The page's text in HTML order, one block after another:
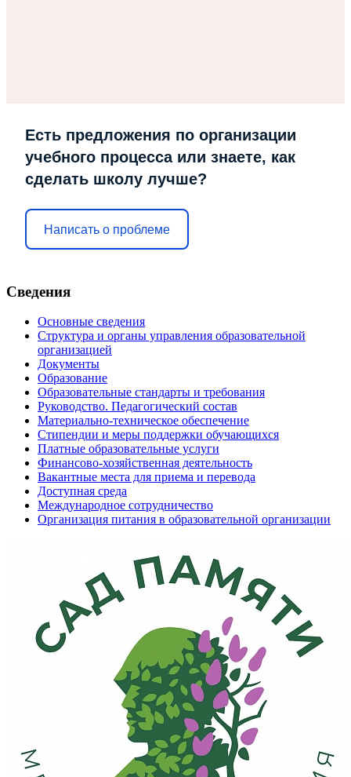
Есть предложения по организации
учебного процесса или знаете, как
сделать школу лучше?
Написать о проблеме
Сведения
Основные сведения
Структура и органы управления образовательной
организацией
Документы
Образование
Образовательные стандарты и требования
Руководство. Педагогический состав
Материально-техническое обеспечение
Стипендии и меры поддержки обучающихся
Платные образовательные услуги
Финансово-хозяйственная деятельность
Вакантные места для приема и перевода
Доступная среда
Международное сотрудничество
Организация питания в образовательной организации